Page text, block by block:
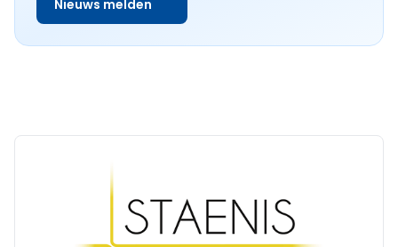
Nieuws melden